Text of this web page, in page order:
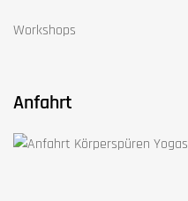
Workshops
Anfahrt